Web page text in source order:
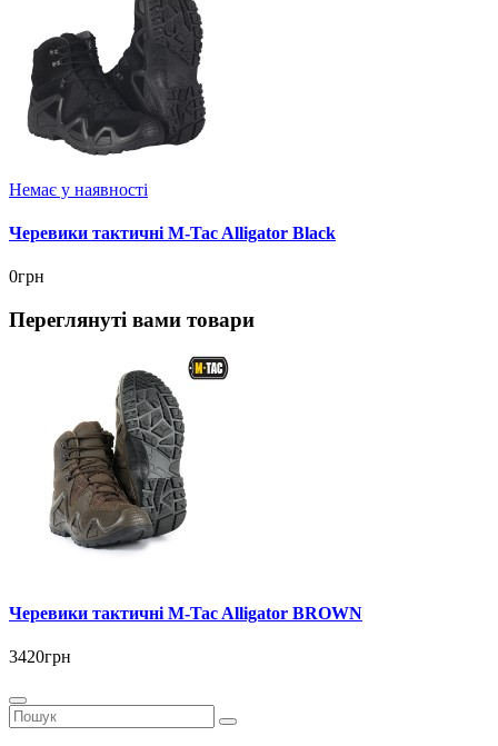
Немає у наявності
Черевики тактичні M-Tac Alligator Black
0грн
Переглянуті вами товари
Черевики тактичні M-Tac Alligator BROWN
3420грн